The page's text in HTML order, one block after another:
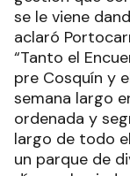
se le viene
aclaró
“Tanto el
pre Cosquín y
semana largo
ordenada y
largo de todo
un parque de